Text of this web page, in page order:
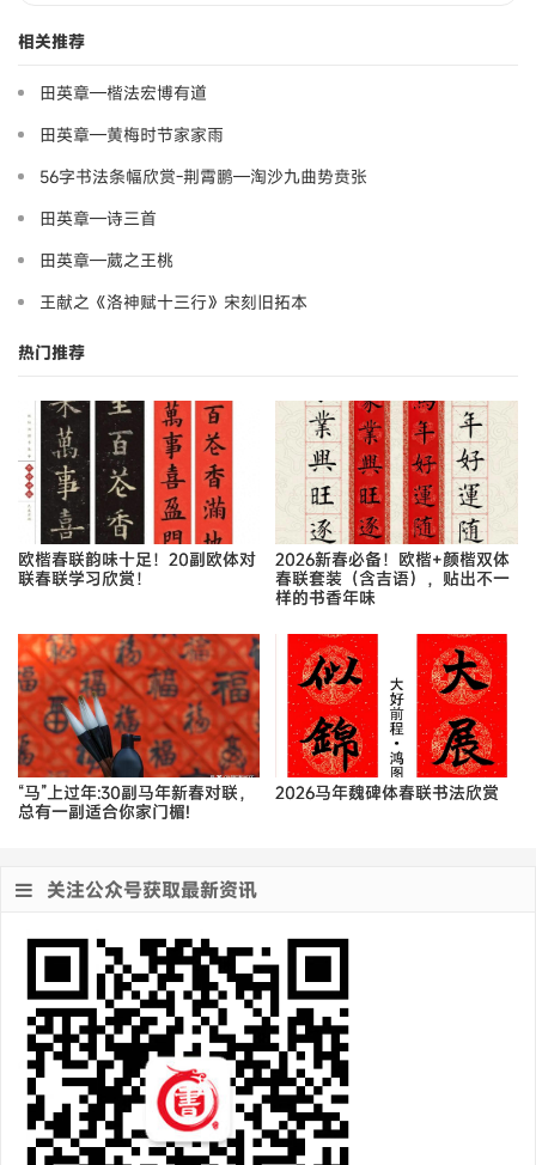
相关推荐
田英章—楷法宏博有道
田英章—黄梅时节家家雨
56字书法条幅欣赏-荆霄鹏—淘沙九曲势贲张
田英章—诗三首
田英章—葳之王桃
王献之《洛神赋十三行》宋刻旧拓本
热门推荐
欧楷春联韵味十足！20副欧体对
联春联学习欣赏！
2026新春必备！欧楷+颜楷双体
春联套装（含吉语），贴出不一
样的书香年味
“马”上过年:30副马年新春对联，
总有一副适合你家门楣!
2026马年魏碑体春联书法欣赏
关注公众号获取最新资讯